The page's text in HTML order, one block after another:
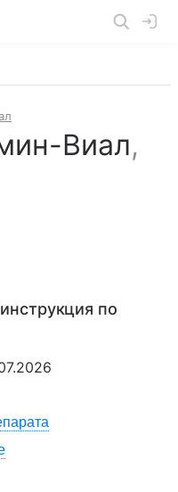
Виал,
по